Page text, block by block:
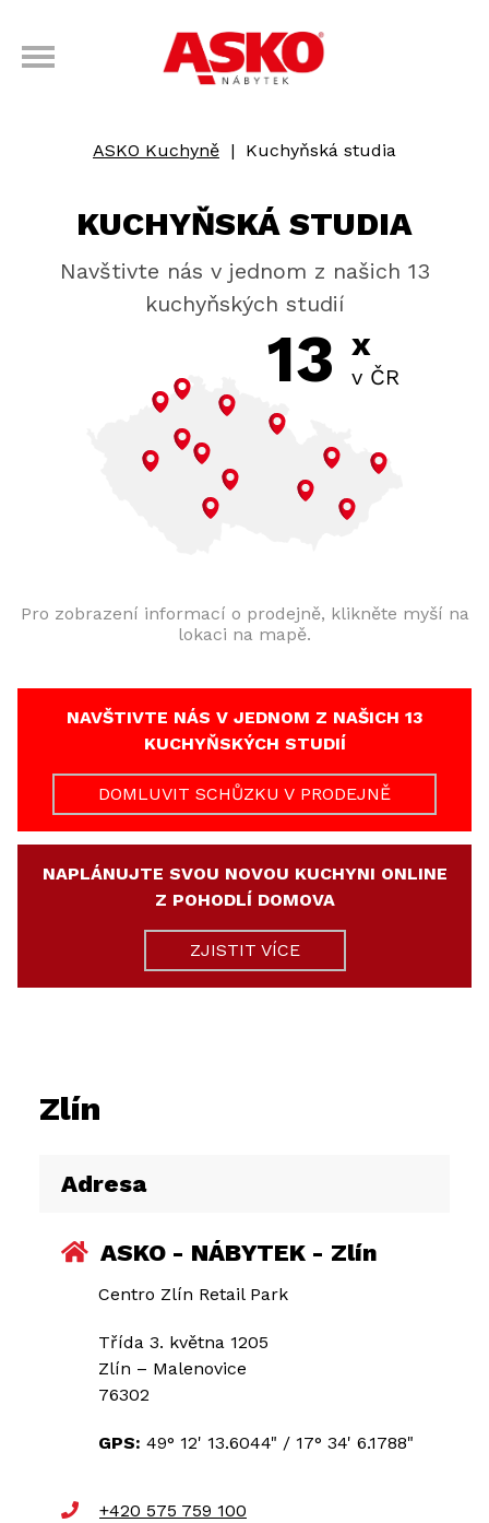
ASKO Kuchyně | Kuchyňská studia
KUCHYŇSKÁ STUDIA
Navštivte nás v jednom z našich 13
kuchyňských studií
13 x
v ČR
Pro zobrazení informací o prodejně, klikněte myší na
lokaci na mapě.
NAVŠTIVTE NÁS V JEDNOM Z NAŠICH 13
KUCHYŇSKÝCH STUDIÍ
DOMLUVIT SCHŮZKU V PRODEJNĚ
NAPLÁNUJTE SVOU NOVOU KUCHYNI ONLINE
Z POHODLÍ DOMOVA
ZJISTIT VÍCE
Zlín
Adresa
ASKO - NÁBYTEK - Zlín
Centro Zlín Retail Park
Třída 3. května 1205
Zlín – Malenovice
76302
GPS: 49° 12' 13.6044" / 17° 34' 6.1788"
+420 575 759 100